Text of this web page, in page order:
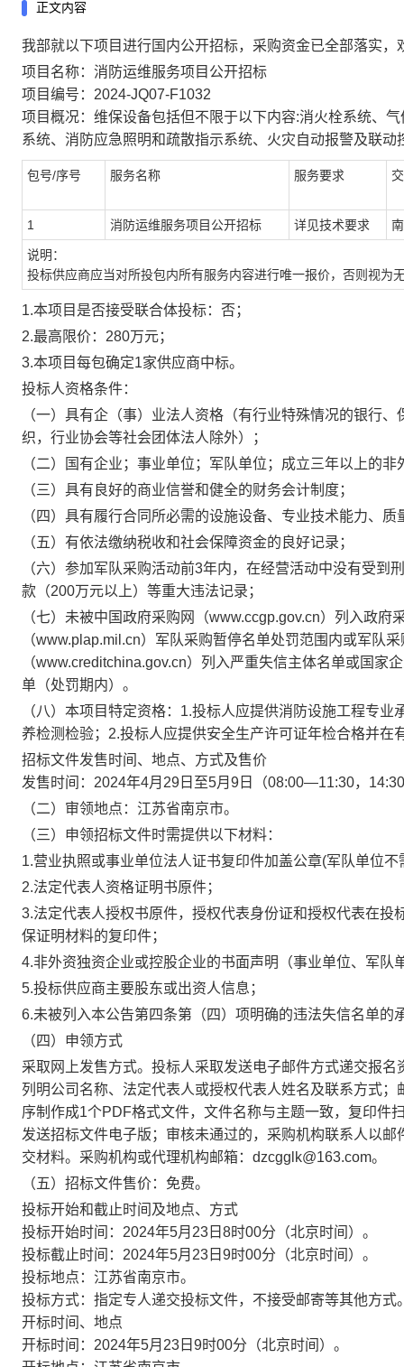
正文内容
我部就以下项目进行国内公开招标，采购资金已全部落实
项目名称：消防运维服务项目公开招标
项目编号： 2024-JQ07-F1032
项目概况：维保设备包括但不限于以下内容:消火栓系统、
系统、消防应急照明和疏散指示系统、火灾自动报警及联
包号/序号 服务名称 服务要求
1 消防运维服务项目公开招标 详见技术要求
说明：
投标供应商应当对所投包内所有服务内容进行唯一报价，否则视为
1.本项目是否接受联合体投标：否；
2.最高限价：280万元；
3.本项目每包确定1家供应商中标。
投标人资格条件：
（一）具有企（事）业法人资格（有行业特殊情况的银行
织，行业协会等社会团体法人除外）；
（二）国有企业；事业单位；军队单位；成立三年以上的
（三）具有良好的商业信誉和健全的财务会计制度；
（四）具有履行合同所必需的设施设备、专业技术能力、
（五）有依法缴纳税收和社会保障资金的良好记录；
（六）参加军队采购活动前3年内，在经营活动中没有受到
款（200万元以上）等重大违法记录；
（七）未被中国政府采购网（www.ccgp.gov.cn）列入政府
（www.plap.mil.cn）军队采购暂停名单处罚范围内或军队
（www.creditchina.gov.cn）列入严重失信主体名单或国家
单（处罚期内）。
（八）本项目特定资格： 1.投标人应提供消防设施工程专业
养检测检验；2.投标人应提供安全生产许可证年检合格并在
招标文件发售时间、地点、方式及售价
发售时间： 2024年4月 29 日至5月 9 日 （08:00—11:30，14:3
（二） 审领地点： 江苏省南京市。
（三）申领招标文件时需提供以下材料：
1.营业执照或事业单位法人证书复印件加盖公章(军队单位不
2.法定代表人资格证明书原件；
3.法定代表人授权书原件，授权代表身份证和授权代表在
保证明材料的复印件；
4.非外资独资企业或控股企业的书面声明（事业单位、军队
5.投标供应商主要股东或出资人信息；
6.未被列入本公告第四条第（四）项明确的违法失信名单的
（四）申领方式
采取网上发售方式。投标人采取发送电子邮件方式递交报名
列明公司名称、法定代表人或授权代表人姓名及联系方式
序制作成1个PDF格式文件，文件名称与主题一致，复印件
发送招标文件电子版；审核未通过的，采购机构联系人以
交材料。采购机构或代理机构邮箱： dzcgglk@163.com。
（五）招标文件售价：免费。
投标开始和截止时间及地点、方式
投标开始时间： 2024年5月 23 日 8时00分 （北京时间）。
投标截止时间： 2024年5月 23 日 9时00分（北京时间）。
投标地点： 江苏省南京市。
投标方式：指定专人递交投标文件，不接受邮寄等其他方式
开标时间、地点
开标时间： 2024年5月 23 日 9时00分 （北京时间）。